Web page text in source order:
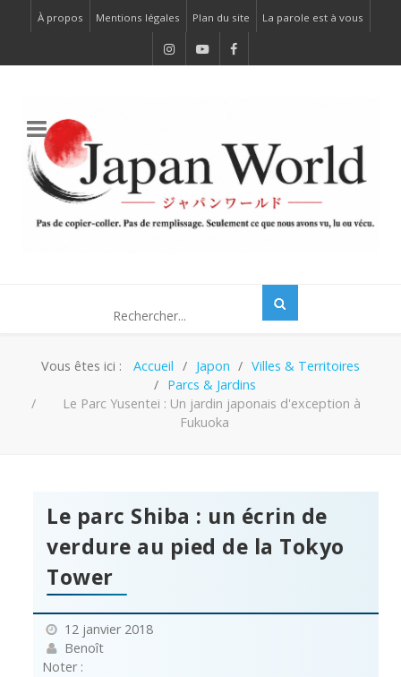
À propos Mentions légales Plan du site La parole est à vous
Vous êtes ici : Accueil Japon
Villes & Territoires
Parcs & Jardins
Le Parc Yusentei : Un jardin japonais d'exception à
Fukuoka
Le parc Shiba : un écrin de
verdure au pied de la Tokyo
Tower
12 janvier 2018
Benoît
Noter :